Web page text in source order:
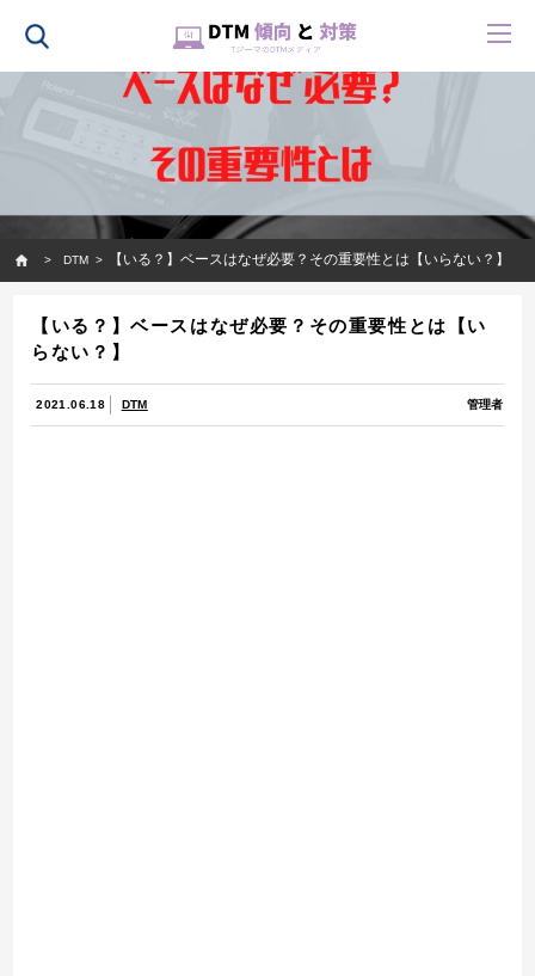
DTM
【いる？】ベースはなぜ必要？その重要性とは【いらない？】
【いる？】ベースはなぜ必要？その重要性とは【い
らない？】
2021.06.18 DTM 管理者